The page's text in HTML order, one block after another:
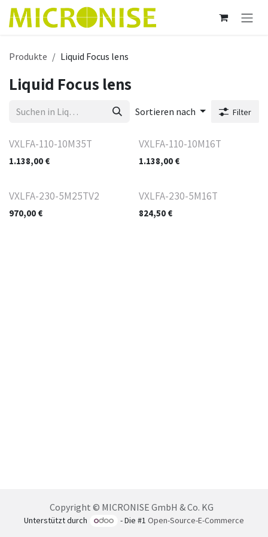
Zum Inhalt springen
Produkte Liquid Focus lens
Liquid Focus lens
Sortieren nach Filter
VXLFA-110-10M35T
1.138,00 €
VXLFA-110-10M16T
1.138,00€
VXLFA-230-5M25TV2
970,00 €
VXLFA-230-5M16T
824,50€
Copyright © MICRONISE GmbH & Co. KG
Unterstützt durch - Die #1 Open-Source-E-Commerce